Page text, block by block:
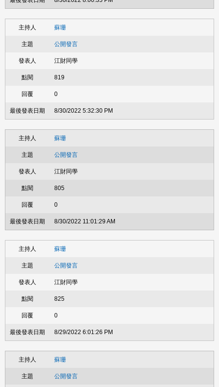
蘇珊
公開發言
江財同學
819
0
8/30/2022 5:32:30 PM
蘇珊
公開發言
江財同學
805
0
8/30/2022 11:01:29 AM
蘇珊
公開發言
江財同學
825
0
8/29/2022 6:01:26 PM
蘇珊
公開發言